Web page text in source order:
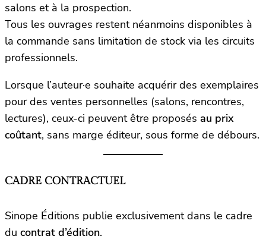
salons et à la prospection.
Tous les ouvrages restent néanmoins disponibles à
la commande sans limitation de stock via les circuits
professionnels.
Lorsque l’auteur·e souhaite acquérir des exemplaires
pour des ventes personnelles (salons, rencontres,
lectures), ceux-ci peuvent être proposés au prix
coûtant, sans marge éditeur, sous forme de débours.
CADRE CONTRACTUEL
Sinope Éditions publie exclusivement dans le cadre
du contrat d’édition.